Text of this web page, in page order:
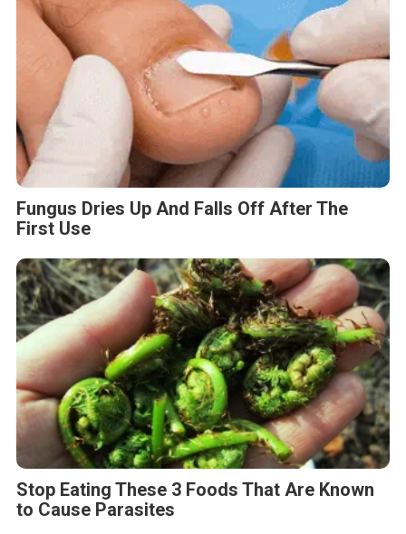
Fungus Dries Up And Falls Off After The
First Use
Stop Eating These 3 Foods That Are Known
to Cause Parasites